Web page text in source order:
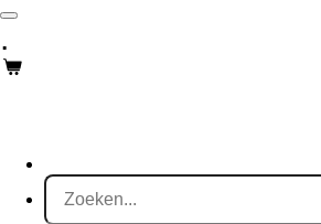
Ga
naar
de
.